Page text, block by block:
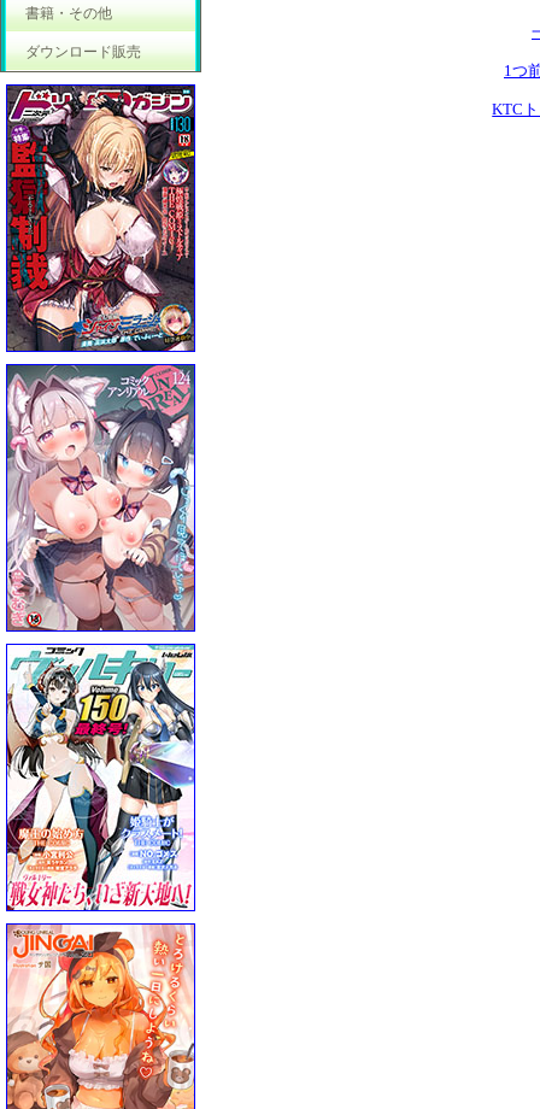
書籍・その他
ダウンロード販売
1つ
KTC